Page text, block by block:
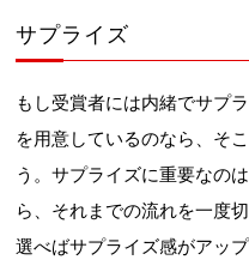
サプライズ
もし受賞者には内緒でサプ
を用意しているのなら、そ
う。サプライズに重要なの
ら、それまでの流れを一度
選べばサプライズ感がアッ